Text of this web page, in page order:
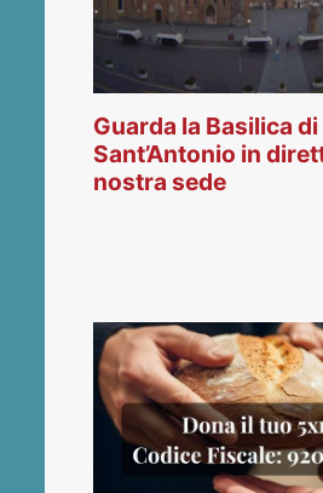
Guarda la Basilica di
Sant’Antonio in
nostra sede